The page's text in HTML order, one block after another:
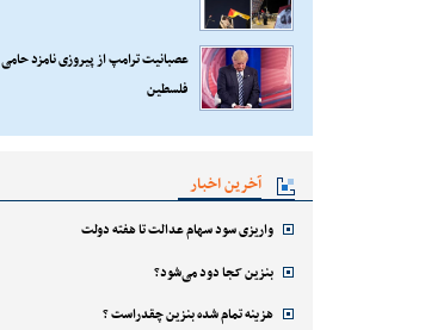
عصبانیت ترامپ از پیروزی نامزد حامی
فلسطین
آخرین اخبار
واریزی سود سهام عدالت تا هفته دولت
بنزین کجا دود می‌شود؟
هزینه تمام شده بنزین چقدراست ؟